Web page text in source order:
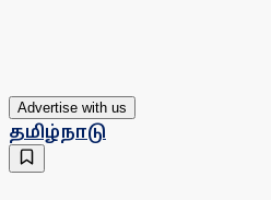
Advertise with us
தமிழ்நாடு